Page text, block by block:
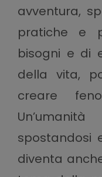
avventura,
pratiche e
bisogni e di
della vita,
creare
spostandosi
diventa